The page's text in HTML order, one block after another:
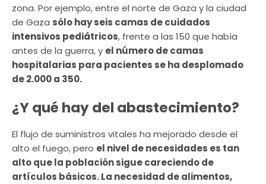
zona. Por ejemplo, entre el norte de Gaza y la ciudad
de Gaza sólo hay seis camas de cuidados
intensivos pediátricos, frente a las 150 que había
antes de la guerra, y el número de camas
hospitalarias para pacientes se ha desplomado
de 2.000 a 350.
¿Y qué hay del abastecimiento?
El flujo de suministros vitales ha mejorado desde el
alto el fuego, pero el nivel de necesidades es tan
alto que la población sigue careciendo de
artículos básicos. La necesidad de alimentos,